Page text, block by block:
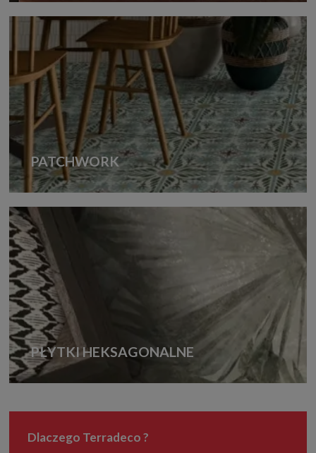
PATCHWORK
PŁYTKI HEKSAGONALNE
Dlaczego Terradeco ?